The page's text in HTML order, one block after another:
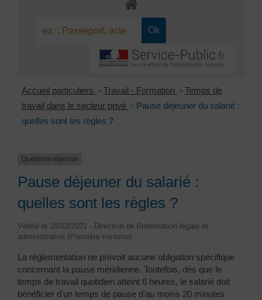
Accueil particuliers > Travail - Formation > Temps de
travail dans le secteur privé > Pause déjeuner du salarié :
quelles sont les règles ?
Question-réponse
Pause déjeuner du salarié :
quelles sont les règles ?
Vérifié le 18/02/2021 - Direction de l'information légale et
administrative (Première ministre)
La réglementation ne prévoit aucune obligation spécifique
concernant la pause méridienne. Toutefois, dès que le
temps de travail quotidien atteint 6 heures, le salarié doit
bénéficier d'un temps de pause d'au moins 20 minutes